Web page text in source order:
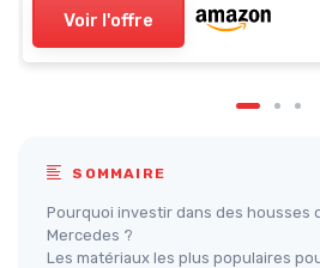
Voir l'offre
SOMMAIRE
Pourquoi investir dans des housses
Mercedes ?
Les matériaux les plus populaires